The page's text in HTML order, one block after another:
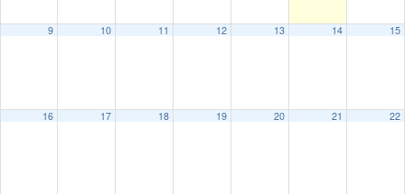
9 10 11 12 13 14 15
16 17 18 19 20 21 22